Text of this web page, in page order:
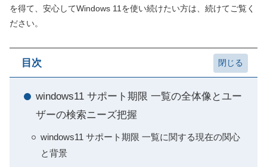
を得て、安心してWindows 11を使い続けたい方は、続けてご覧く
ださい。
目次
windows11 サポート期限 一覧の全体像とユー
ザーの検索ニーズ把握
windows11 サポート期限 一覧に関する現在の関心
と背景